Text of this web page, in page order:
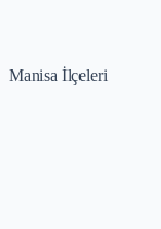
Manisa İlçeleri